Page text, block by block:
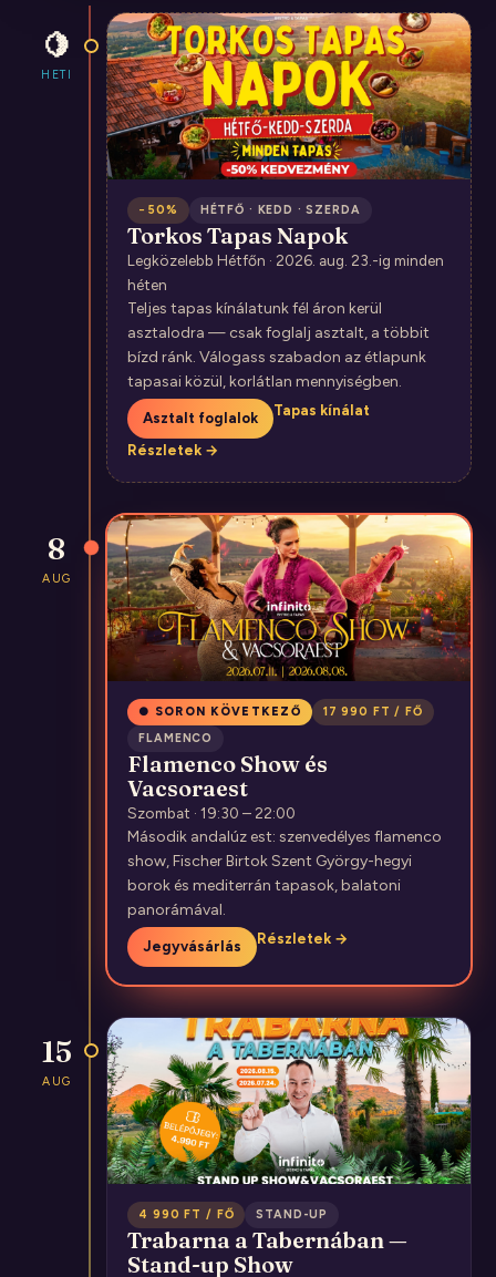
🍋
HETI
−50% HÉTFŐ · KEDD · SZERDA
Torkos Tapas Napok
Legközelebb Hétfőn · 2026. aug. 23.-ig minden
héten
Teljes tapas kínálatunk fél áron kerül
asztalodra — csak foglalj asztalt, a többit
bízd ránk. Válogass szabadon az étlapunk
tapasai közül, korlátlan mennyiségben.
Asztalt foglalok Tapas kínálat
Részletek →
8
AUG
● SORON KÖVETKEZŐ
17 990 FT / FŐ
FLAMENCO
Flamenco Show és
Vacsoraest
Szombat · 19:30 – 22:00
Második andalúz est: szenvedélyes flamenco
show, Fischer Birtok Szent György-hegyi
borok és mediterrán tapasok, balatoni
panorámával.
Jegyvásárlás Részletek →
15
AUG
4 990 FT / FŐ STAND-UP
Trabarna a Tabernában —
Stand-up Show